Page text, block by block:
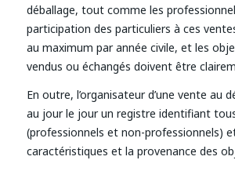
déballage, tout comme les
participation des particuliers à ces
au maximum par année civile, et les
vendus ou échangés doivent être
En outre, l’organisateur d’une vente au
au jour le jour un registre identifiant
(professionnels et non-professionnels)
caractéristiques et la provenance des